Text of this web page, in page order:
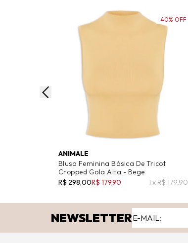
ANIMALE
Blusa Feminina Básica De Tricot
Cropped Gola Alta - Bege
R$ 298,00R$ 179,90 1 x R$ 179,90
40% OFF
NEWSLETTER